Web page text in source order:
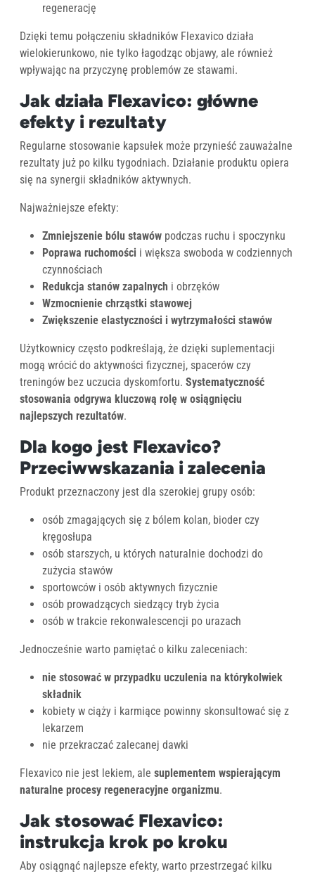
regenerację
Dzięki temu połączeniu składników Flexavico działa
wielokierunkowo, nie tylko łagodząc objawy, ale również
wpływając na przyczynę problemów ze stawami.
Jak działa Flexavico: główne
efekty i rezultaty
Regularne stosowanie kapsułek może przynieść zauważalne
rezultaty już po kilku tygodniach. Działanie produktu opiera
się na synergii składników aktywnych.
Najważniejsze efekty:
Zmniejszenie bólu stawów podczas ruchu i spoczynku
Poprawa ruchomości i większa swoboda w codziennych
czynnościach
Redukcja stanów zapalnych i obrzęków
Wzmocnienie chrząstki stawowej
Zwiększenie elastyczności i wytrzymałości stawów
Użytkownicy często podkreślają, że dzięki suplementacji
mogą wrócić do aktywności fizycznej, spacerów czy
treningów bez uczucia dyskomfortu. Systematyczność
stosowania odgrywa kluczową rolę w osiągnięciu
najlepszych rezultatów.
Dla kogo jest Flexavico?
Przeciwwskazania i zalecenia
Produkt przeznaczony jest dla szerokiej grupy osób:
osób zmagających się z bólem kolan, bioder czy
kręgosłupa
osób starszych, u których naturalnie dochodzi do
zużycia stawów
sportowców i osób aktywnych fizycznie
osób prowadzących siedzący tryb życia
osób w trakcie rekonwalescencji po urazach
Jednocześnie warto pamiętać o kilku zaleceniach:
nie stosować w przypadku uczulenia na którykolwiek
składnik
kobiety w ciąży i karmiące powinny skonsultować się z
lekarzem
nie przekraczać zalecanej dawki
Flexavico nie jest lekiem, ale suplementem wspierającym
naturalne procesy regeneracyjne organizmu.
Jak stosować Flexavico:
instrukcja krok po kroku
Aby osiągnąć najlepsze efekty, warto przestrzegać kilku